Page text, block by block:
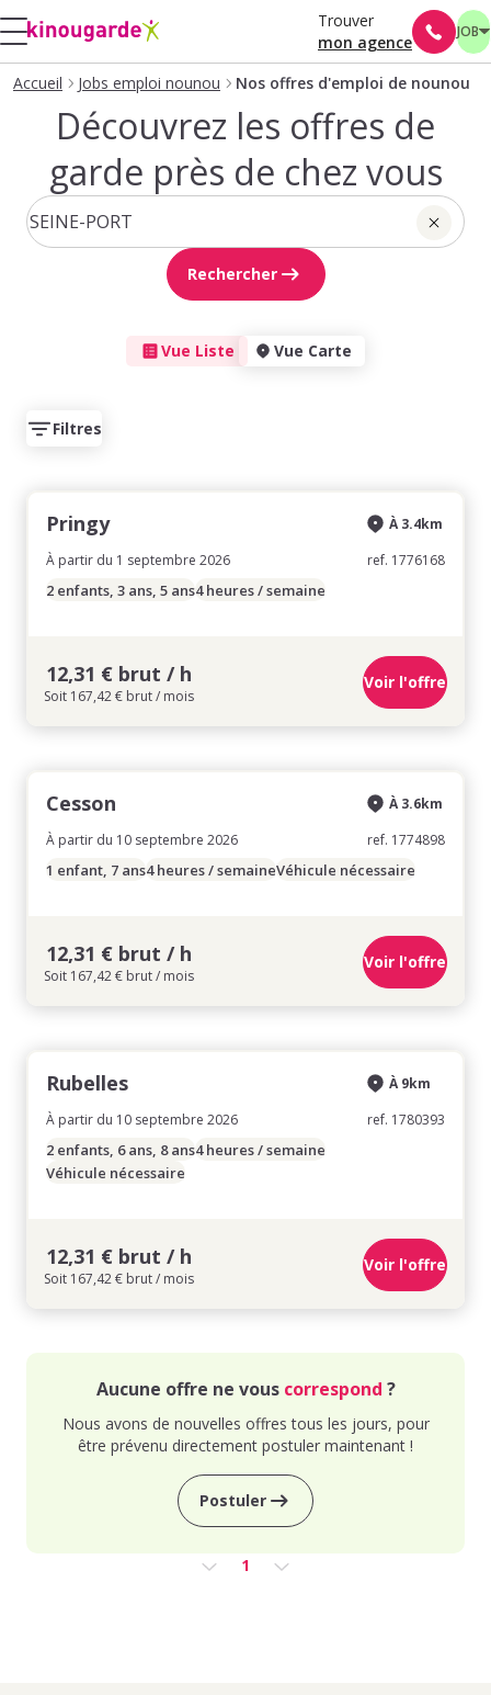
Trouver
mon agence
JOB
Accueil Jobs emploi nounou Nos offres d'emploi de nounou
Découvrez les offres de
garde près de chez vous
Rechercher
Vue Liste Vue Carte
Filtres
Pringy
À partir du 1 septembre 2026
À 3.4km
ref. 1776168
2 enfants, 3 ans, 5 ans4 heures / semaine
12,31 € brut / h
Soit 167,42 € brut / mois
Voir l'offre
Cesson
À partir du 10 septembre 2026
À 3.6km
ref. 1774898
1 enfant, 7 ans4 heures / semaineVéhicule nécessaire
12,31 € brut / h
Soit 167,42 € brut / mois
Voir l'offre
Rubelles
À partir du 10 septembre 2026
À 9km
ref. 1780393
2 enfants, 6 ans, 8 ans4 heures / semaine
Véhicule nécessaire
12,31 € brut / h
Soit 167,42 € brut / mois
Voir l'offre
Aucune offre ne vous correspond ?
Nous avons de nouvelles offres tous les jours, pour
être prévenu directement postuler maintenant !
Postuler
1